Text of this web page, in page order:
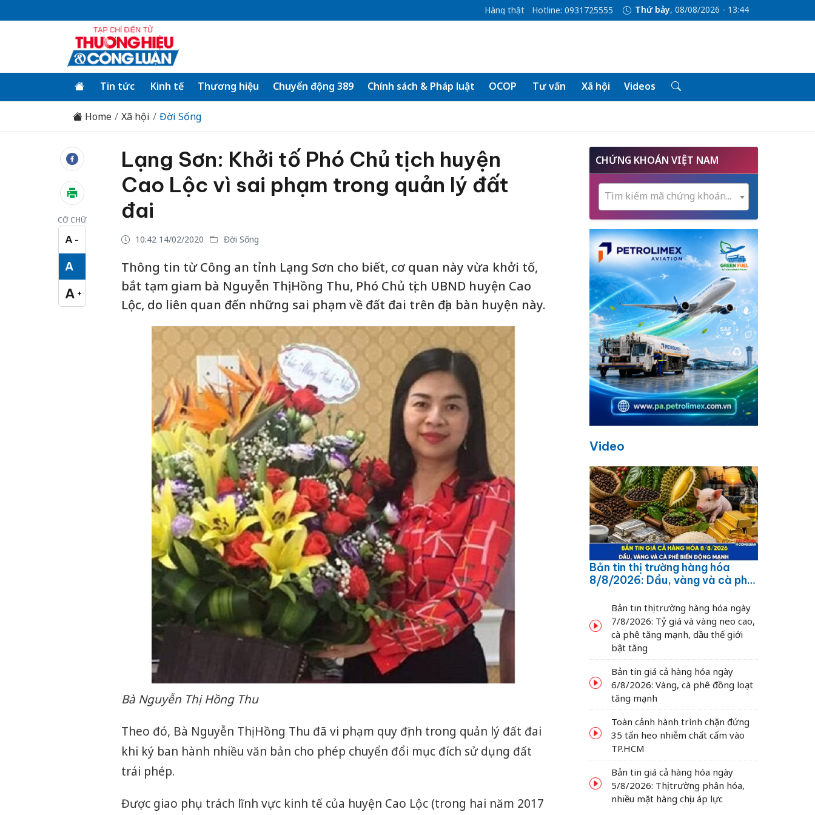
Hàng thật Hotline: 0931725555 Thứ bảy, 08/08/2026 - 13:44
Tin tức Kinh tế Thương hiệu Chuyển động 389 Chính sách & Pháp luật OCOP Tư vấn Xã hội Videos
Home Xã hội Đời Sống
CỠ CHỮ
A −
Cỡ chữ nhỏ
A
Cỡ chữ vừa
A +
Cỡ chữ lớn
Lạng Sơn: Khởi tố Phó Chủ tịch huyện
Cao Lộc vì sai phạm trong quản lý đất
đai
10:42 14/02/2020 Đời Sống
Thông tin từ Công an tỉnh Lạng Sơn cho biết, cơ quan này vừa khởi tố,
bắt tạm giam bà Nguyễn Thị Hồng Thu, Phó Chủ tịch UBND huyện Cao
Lộc, do liên quan đến những sai phạm về đất đai trên địa bàn huyện này.
Bà Nguyễn Thị Hồng Thu
Theo đó, Bà Nguyễn Thị Hồng Thu đã vi phạm quy định trong quản lý đất đai
khi ký ban hành nhiều văn bản cho phép chuyển đổi mục đích sử dụng đất
trái phép.
Được giao phụ trách lĩnh vực kinh tế của huyện Cao Lộc (trong hai năm 2017
CHỨNG KHOÁN VIỆT NAM
Tìm kiếm mã chứng khoán...
Video
Bản tin thị trường hàng hóa
8/8/2026: Dầu, vàng và cà phê
Bản tin thị trường hàng hóa ngày
7/8/2026: Tỷ giá và vàng neo cao,
cà phê tăng mạnh, dầu thế giới
bật tăng
Bản tin giá cả hàng hóa ngày
6/8/2026: Vàng, cà phê đồng loạt
tăng mạnh
Toàn cảnh hành trình chặn đứng
35 tấn heo nhiễm chất cấm vào
TP.HCM
Bản tin giá cả hàng hóa ngày
5/8/2026: Thị trường phân hóa,
nhiều mặt hàng chịu áp lực